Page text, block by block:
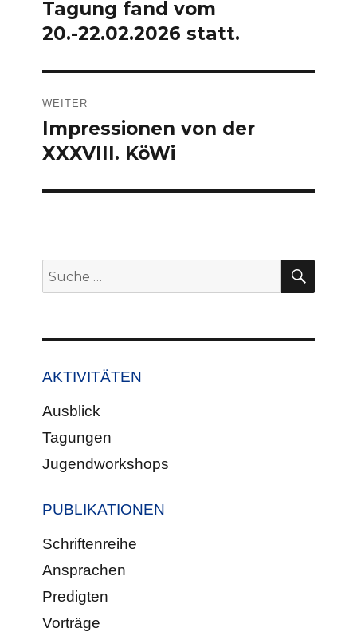
Beitrag:
Tagung fand vom
20.-22.02.2026 statt.
WEITER
Nächster
Beitrag:
Impressionen von der
XXXVIII. KöWi
Suche
nach:
AKTIVITÄTEN
Ausblick
Tagungen
Jugendworkshops
PUBLIKATIONEN
Schriftenreihe
Ansprachen
Predigten
Vorträge